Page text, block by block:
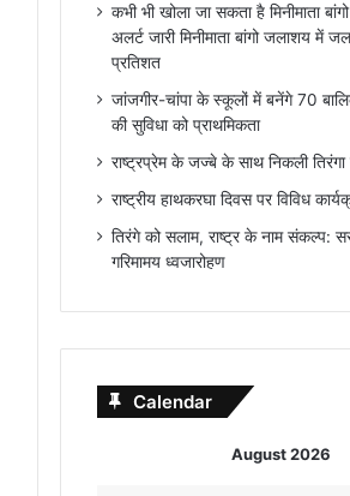
कभी भी खोला जा सकता है मिनीमाता
अलर्ट जारी मिनीमाता बांगो जलाशय में
प्रतिशत
जांजगीर-चांपा के स्कूलों में बनेंगे 70
की सुविधा को प्राथमिकता
राष्ट्रप्रेम के जज्बे के साथ निकली तिरंगा
राष्ट्रीय हाथकरघा दिवस पर विविध
तिरंगे को सलाम, राष्ट्र के नाम संकल्प:
गरिमामय ध्वजारोहण
Calendar
August 2026